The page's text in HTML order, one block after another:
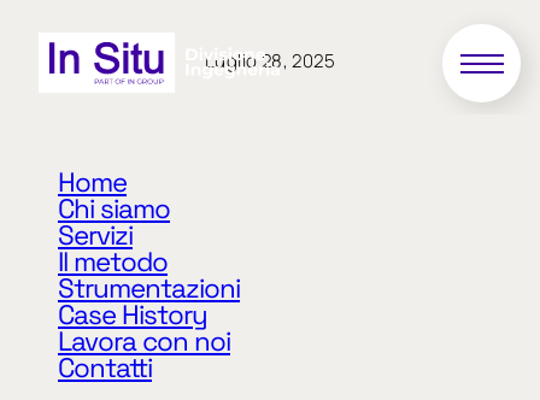
Home
Chi siamo
Servizi
Il metodo
Strumentazioni
Case History
Lavora con noi
Contatti
Luglio 28, 2025
Valutazione dello stato dei ponti lungo alcuni
tratti stradali di competenza provinciale
« Precedente